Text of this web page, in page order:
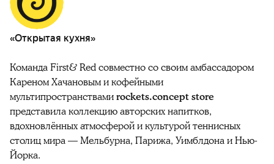
«Открытая кухня»
Команда First& Red совместно со своим амбассадором
Кареном Хачановым и кофейными
мультипространствамиrockets.concept store
представила коллекцию авторских напитков,
вдохновлённых атмосферой и культурой теннисных
столиц мира — Мельбурна, Парижа, Уимблдона и Нью-
Йорка.